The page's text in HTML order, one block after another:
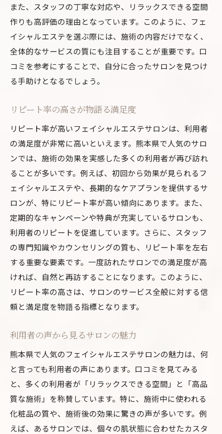
また、スタッフの丁寧な対応や、リラックスできる空間
作りも高評価の理由となっています。このように、フェ
イシャルエステを選ぶ際には、施術の内容だけでなく、
全体的なサービスの質にも注目することが重要です。口
コミを参考にすることで、自分に合ったサロンを見つけ
る手助けとなるでしょう。
リピート率の高さが物語る満足度
リピート率が高いフェイシャルエステサロンは、利用者
の満足度が非常に高いといえます。熊本県で人気のサロ
ンでは、施術の効果を実感した多くの利用者が再び訪れ
ることが多いです。例えば、初回から効果が見られるフ
ェイシャルエステや、長期的なケアプランを提供するサ
ロンが、特にリピート率が高い傾向にあります。また、
定期的なキャンペーンや特典が充実しているサロンも、
利用者のリピートを促進しています。さらに、スタッフ
の専門知識やカウンセリングの質も、リピート率を左右
する重要な要素です。一度訪れたサロンでの満足度が高
ければ、自然と再訪することになります。このように、
リピート率の高さは、サロンのサービス全般に対する信
頼と満足度を物語る指標となります。
利用者の声から見るサロンの魅力
熊本県で人気のフェイシャルエステサロンの魅力は、何
と言っても利用者の声にあります。口コミを見てみる
と、多くの利用者が「リラックスできる空間」と「高品
質な施術」を称賛しています。特に、施術中に使われる
化粧品の質や、施術後の効果に驚きの声が多いです。例
えば、あるサロンでは、個々の肌状態に合わせたカスタ